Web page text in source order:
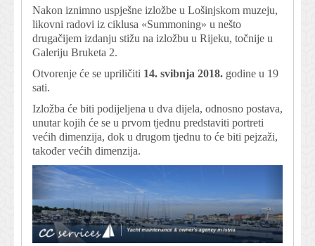
Nakon iznimno uspješne izložbe u Lošinjskom muzeju,
likovni radovi iz ciklusa «Summoning» u nešto
drugačijem izdanju stižu na izložbu u Rijeku, točnije u
Galeriju Bruketa 2.
Otvorenje će se upriličiti 14. svibnja 2018. godine u 19
sati.
Izložba će biti podijeljena u dva dijela, odnosno postava,
unutar kojih će se u prvom tjednu predstaviti portreti
većih dimenzija, dok u drugom tjednu to će biti pejzaži,
također većih dimenzija.